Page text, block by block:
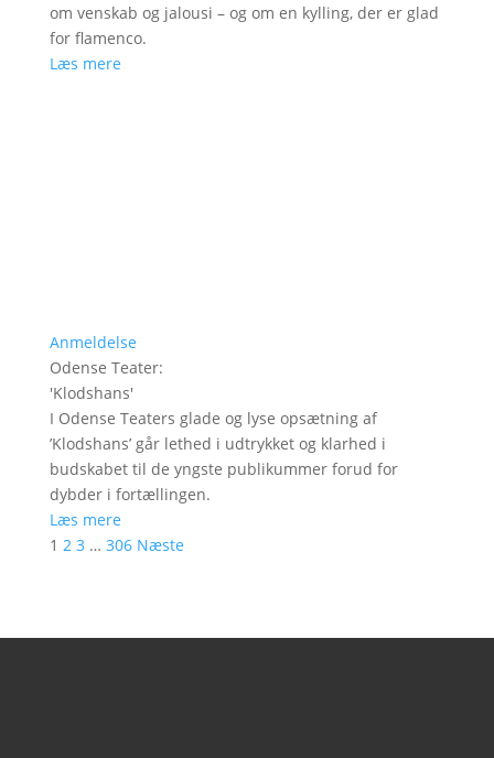
om venskab og jalousi – og om en kylling, der er glad
for flamenco.
Læs mere
Anmeldelse
Odense Teater:
'Klodshans'
I Odense Teaters glade og lyse opsætning af
’Klodshans’ går lethed i udtrykket og klarhed i
budskabet til de yngste publikummer forud for
dybder i fortællingen.
Læs mere
1 2 3 … 306 Næste